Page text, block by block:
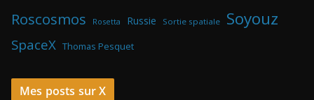
Roscosmos Rosetta Russie Sortie spatiale Soyouz
SpaceX Thomas Pesquet
Mes posts sur X